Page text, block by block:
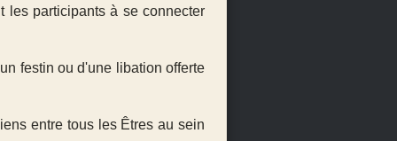
les participants à se connecter
festin ou d'une libation offerte
entre tous les Êtres au sein